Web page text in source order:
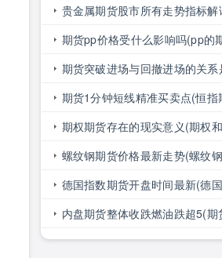
走势图最新)
贵金属期货股市所有走势指标
市所有走势指标解读图)
期货pp价格受什么影响吗(pp的
期货突破进场与回撤进场的关
进场与回撤进场的关系是什么意
期货1分钟短线精准买卖点(恒
巧大全)
期权期货存在的现实意义(期权
大)
螺纹钢期货价格最新走势(螺纹
势图)
德国指数期货开盘时间最新(德
间最新消息)
内盘期货整体收跌燃油跌超5(期